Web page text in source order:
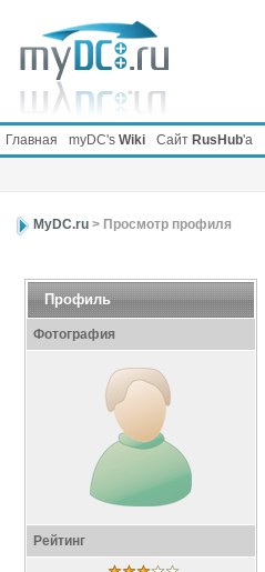
Главная myDC's Wiki Сайт RusHub'а
MyDC.ru > Просмотр профиля
Профиль
Фотография
Рейтинг